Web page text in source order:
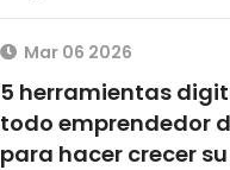
Mar 06 2026
5 herramientas
todo emprendedor
para hacer crecer